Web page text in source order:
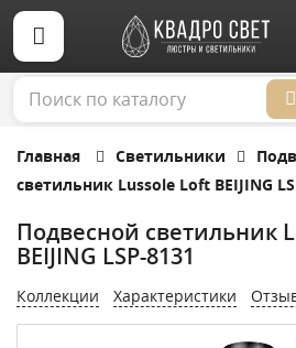
Главная Светильники
светильник Lussole Loft BEIJING
Подвесной светильник
BEIJING LSP-8131
Коллекции Характеристики